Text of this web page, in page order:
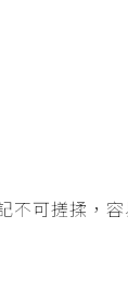
不可搓揉，